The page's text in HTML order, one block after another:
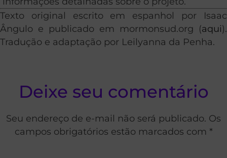
Texto original escrito em espanhol por Isaac
Ângulo e publicado em mormonsud.org (aqui).
Tradução e adaptação por Leilyanna da Penha.
Deixe seu comentário
Seu endereço de e-mail não será publicado. Os
campos obrigatórios estão marcados com *